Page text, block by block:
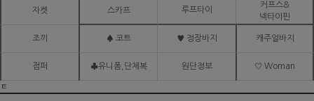
자켓 스카프 루프타이
커프스&
넥타이핀
조끼 ♠ 코트 ♥ 정장바지 캐주얼바지
점퍼 ♣유니폼,단체복 원단정보 ♡ Woman
ㅌ